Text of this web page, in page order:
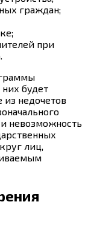
граждан;
при
будет
из недочетов
невозможность
лиц,